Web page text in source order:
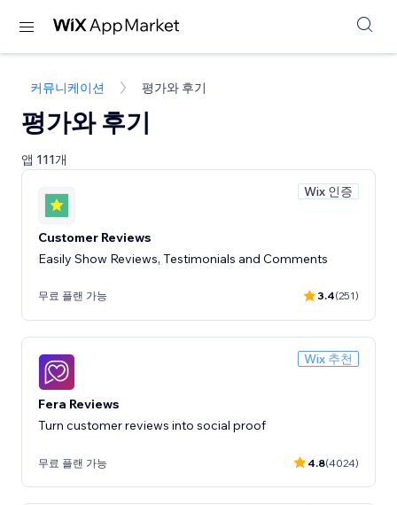
커뮤니케이션 평가와 후기
평가와 후기
앱 111개
Wix 인증
Customer Reviews
Easily Show Reviews, Testimonials and Comments
무료 플랜 가능 3.4(251)
Wix 추천
Fera Reviews
Turn customer reviews into social proof
무료 플랜 가능 4.8(4024)